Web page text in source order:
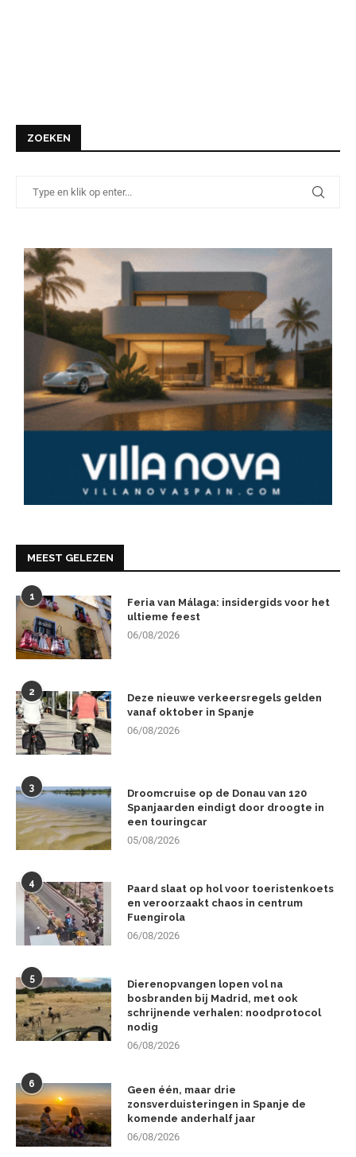
ZOEKEN
MEEST GELEZEN
1
Feria van Málaga: insidergids voor het
ultieme feest
06/08/2026
2
Deze nieuwe verkeersregels gelden
vanaf oktober in Spanje
06/08/2026
3
Droomcruise op de Donau van 120
Spanjaarden eindigt door droogte in
een touringcar
05/08/2026
4
Paard slaat op hol voor toeristenkoets
en veroorzaakt chaos in centrum
Fuengirola
06/08/2026
5
Dierenopvangen lopen vol na
bosbranden bij Madrid, met ook
schrijnende verhalen: noodprotocol
nodig
06/08/2026
6
Geen één, maar drie
zonsverduisteringen in Spanje de
komende anderhalf jaar
06/08/2026